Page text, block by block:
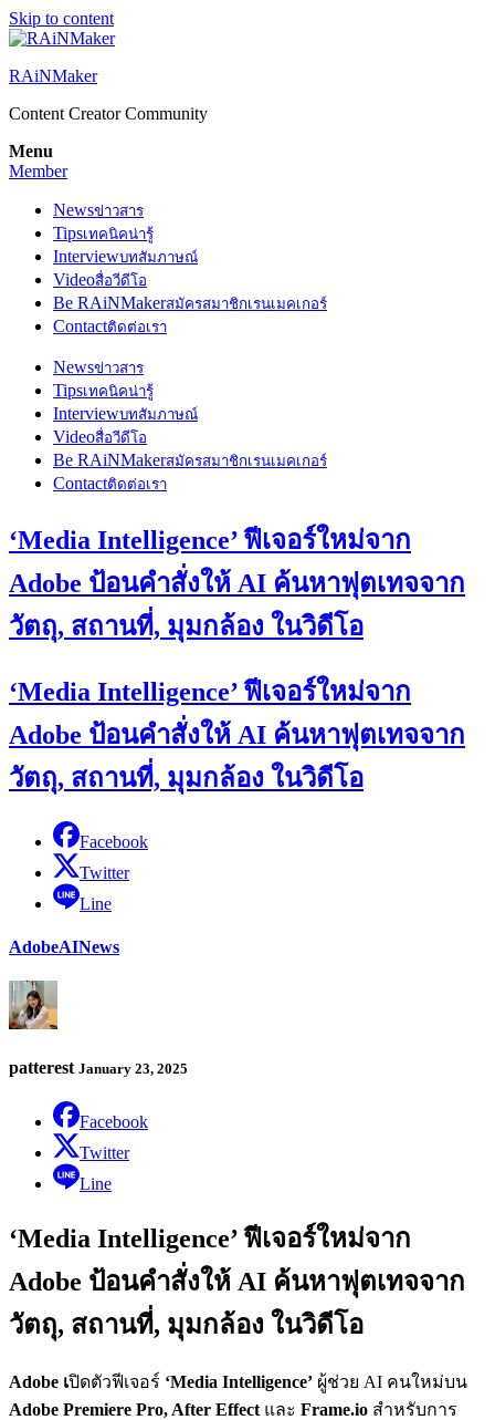
Skip to content
RAiNMaker
Content Creator Community
Menu
Member
Newsข่าวสาร
Tipsเทคนิคน่ารู้
Interviewบทสัมภาษณ์
Videoสื่อวีดีโอ
Be RAiNMakerสมัครสมาชิกเรนเมคเกอร์
Contactติดต่อเรา
Newsข่าวสาร
Tipsเทคนิคน่ารู้
Interviewบทสัมภาษณ์
Videoสื่อวีดีโอ
Be RAiNMakerสมัครสมาชิกเรนเมคเกอร์
Contactติดต่อเรา
‘Media Intelligence’ ฟีเจอร์ใหม่จาก
Adobe ป้อนคำสั่งให้ AI ค้นหาฟุตเทจจาก
วัตถุ, สถานที่, มุมกล้อง ในวิดีโอ
‘Media Intelligence’ ฟีเจอร์ใหม่จาก
Adobe ป้อนคำสั่งให้ AI ค้นหาฟุตเทจจาก
วัตถุ, สถานที่, มุมกล้อง ในวิดีโอ
Facebook
Twitter
Line
AdobeAINews
patterest January 23, 2025
Facebook
Twitter
Line
‘Media Intelligence’ ฟีเจอร์ใหม่จาก
Adobe ป้อนคำสั่งให้ AI ค้นหาฟุตเทจจาก
วัตถุ, สถานที่, มุมกล้อง ในวิดีโอ
Adobe เปิดตัวฟีเจอร์ ‘Media Intelligence’ ผู้ช่วย AI คนใหม่บน
Adobe Premiere Pro, After Effect และ Frame.io สำหรับการ